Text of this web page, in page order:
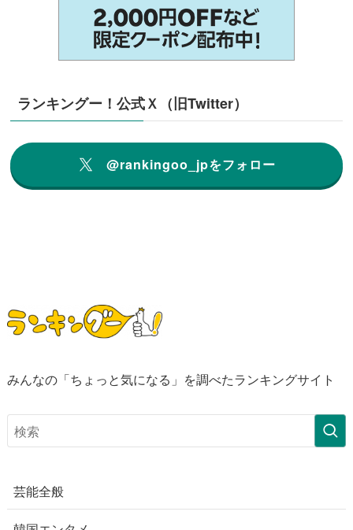
ランキングー！公式Ｘ（旧Twitter）
@rankingoo_jpをフォロー
みんなの「ちょっと気になる」を調べたランキングサイト
芸能全般